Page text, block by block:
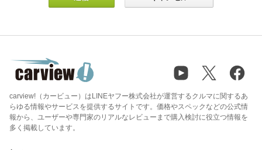
carview!（カービュー）はLINEヤフー株式会社が運営するクルマに関するあ
らゆる情報やサービスを提供するサイトです。価格やスペックなどの公式情
報から、ユーザーや専門家のリアルなレビューまで購入検討に役立つ情報を
多く掲載しています。